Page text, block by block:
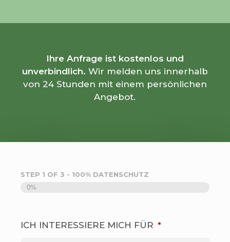
Ihre Anfrage ist kostenlos und
unverbindlich. Wir melden uns innerhalb
von 24 Stunden mit einem persönlichen
Angebot.
STEP 1 OF 3 - 100% DATENSCHUTZ
0%
ICH INTERESSIERE MICH FÜR *